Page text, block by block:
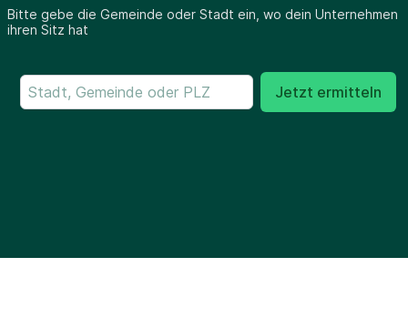
Bitte gebe die Gemeinde oder Stadt ein, wo dein Unternehmen
ihren Sitz hat
Jetzt ermitteln